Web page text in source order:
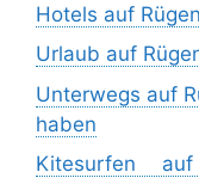
Hotels auf
Urlaub auf
Unterwegs auf
haben
Kitesurfen